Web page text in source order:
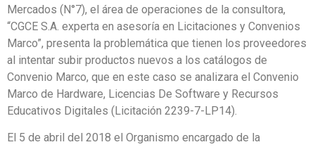
Mercados (N°7), el área de operaciones de la consultora,
“CGCE S.A. experta en asesoría en Licitaciones y Convenios
Marco”, presenta la problemática que tienen los proveedores
al intentar subir productos nuevos a los catálogos de
Convenio Marco, que en este caso se analizara el Convenio
Marco de Hardware, Licencias De Software y Recursos
Educativos Digitales (Licitación 2239-7-LP14).
El 5 de abril del 2018 el Organismo encargado de la